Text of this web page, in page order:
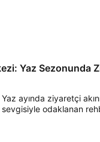
Yaz Sezonunda
ayında ziyaretçi
odaklanan